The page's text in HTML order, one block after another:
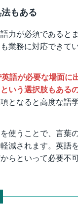
もある
力が必須であると
業務に対応できて
語が必要な場面に
いう選択肢もあるの
となると高度な語
使うことで、言葉
減されます。英語
らといって必要不